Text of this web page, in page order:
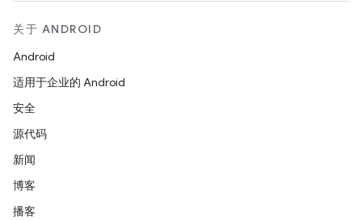
关于 ANDROID
Android
适用于企业的 Android
安全
源代码
新闻
博客
播客